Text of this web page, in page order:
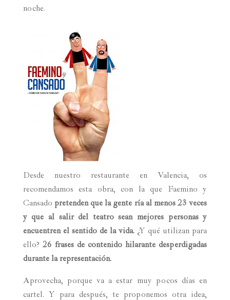
noche.
Desde nuestro restaurante en Valencia, os
recomendamos esta obra, con la que Faemino y
Cansado pretenden que la gente ría al menos 23 veces
y que al salir del teatro sean mejores personas y
encuentren el sentido de la vida. ¿Y qué utilizan para
ello?26 frases de contenido hilarante desperdigadas
durante la representación.
Aprovecha, porque va a estar muy pocos días en
cartel. Y para después, te proponemos otra idea,